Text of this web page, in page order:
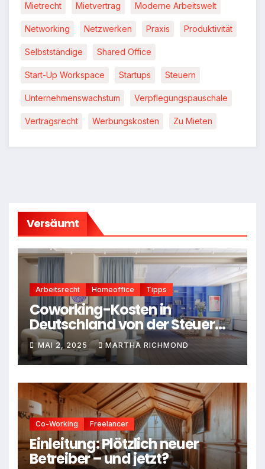
Mietrecht Mietvertrag Moderne Arbeitswelt
Networking Netzwerken Praxis Produktivität
Selbstständige Shared Office
Start-Up Workspace Startups Steuern
Unternehmenswachstum Verpflegungspauschale
Vertragsrecht Werbungskosten Zu Mieten
Versäumt
Arbeitsrecht Homeoffice Tipps
Coworking-Kosten in
Deutschland von der Steuer
absetzen: Dein Leitfaden für
2025
MAI 2, 2025 MARTHA RICHMOND
Co-Working Freelancer
Einleitung: Plötzlich neuer
Betreiber – und jetzt?